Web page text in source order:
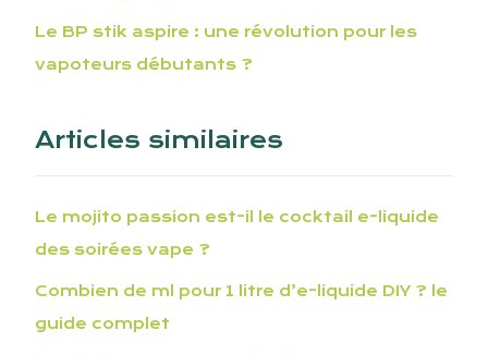
Le BP stik aspire : une révolution pour les
vapoteurs débutants ?
Articles similaires
Le mojito passion est-il le cocktail e-liquide
des soirées vape ?
Combien de ml pour 1 litre d’e-liquide DIY ? le
guide complet